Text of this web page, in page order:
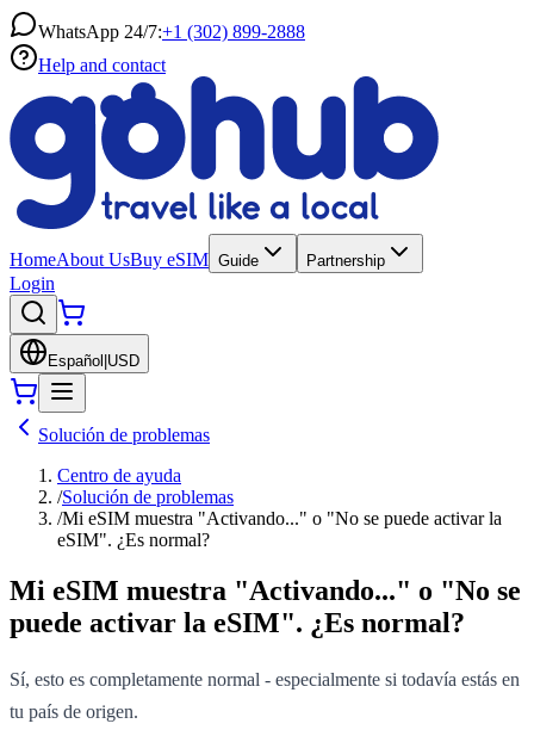
WhatsApp 24/7:+1 (302) 899-2888
Help and contact
HomeAbout UsBuy eSIM Guide Partnership
Login
Español USD
Solución de problemas
Centro de ayuda
/Solución de problemas
/Mi eSIM muestra "Activando..." o "No se puede activar la
eSIM". ¿Es normal?
Mi eSIM muestra "Activando..." o "No se
puede activar la eSIM". ¿Es normal?
Sí, esto es completamente normal - especialmente si todavía estás en
tu país de origen.